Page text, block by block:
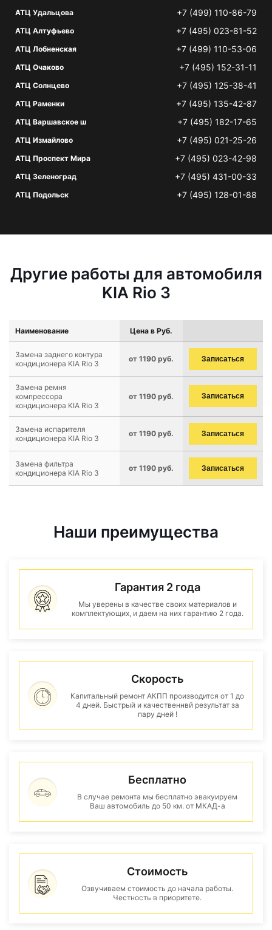
АТЦ Удальцова +7 (499) 110-86-79
АТЦ Алтуфьево +7 (495) 023-81-52
АТЦ Лобненская +7 (499) 110-53-06
АТЦ Очаково +7 (495) 152-31-11
АТЦ Солнцево +7 (495) 125-38-41
АТЦ Раменки +7 (495) 135-42-87
АТЦ Варшавское ш +7 (495) 182-17-65
АТЦ Измайлово +7 (495) 021-25-26
АТЦ Проспект Мира +7 (495) 023-42-98
АТЦ Зеленоград +7 (495) 431-00-33
АТЦ Подольск +7 (495) 128-01-88
Другие работы для автомобиля
KIA Rio 3
Наименование Цена в Руб.
Замена заднего контура
кондиционера KIA Rio 3
от 1190 руб. Записаться
Замена ремня
компрессора
кондиционера KIA Rio 3
от 1190 руб. Записаться
Замена испарителя
кондиционера KIA Rio 3
от 1190 руб. Записаться
Замена фильтра
кондиционера KIA Rio 3
от 1190 руб. Записаться
Наши преимущества
Гарантия 2 года
Мы уверены в качестве своих материалов и
комплектующих, и даем на них гарантию 2 года.
Скорость
Капитальный ремонт АКПП производится от 1 до
4 дней. Быстрый и качественнвй результат за
пару дней !
Бесплатно
В случае ремонта мы бесплатно эвакуируем
Ваш автомобиль до 50 км. от МКАД-а
Стоимость
Озвучиваем стоимость до начала работы.
Честность в приоритете.